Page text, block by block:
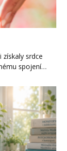
srdce
spojení…